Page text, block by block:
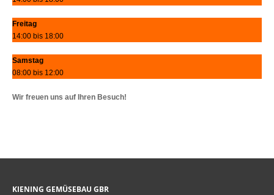
Freitag
14:00 bis 18:00
Samstag
08:00 bis 12:00
Wir freuen uns auf Ihren Besuch!
KIENING GEMÜSEBAU GBR